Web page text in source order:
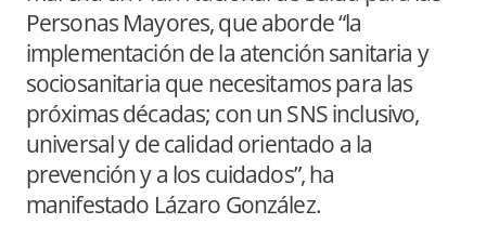
Personas Mayores, que aborde “la
implementación de la atención sanitaria y
sociosanitaria que necesitamos para las
próximas décadas; con un SNS inclusivo,
universal y de calidad orientado a la
prevención y a los cuidados”, ha
manifestado Lázaro González.